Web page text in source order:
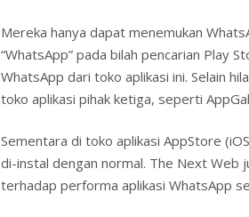
Mereka hanya dapat menemukan
“WhatsApp” pada bilah pencarian Play
WhatsApp dari toko aplikasi ini. Selain
toko aplikasi pihak ketiga, seperti
Sementara di toko aplikasi AppStore
di-instal dengan normal. The Next Web
terhadap performa aplikasi WhatsApp